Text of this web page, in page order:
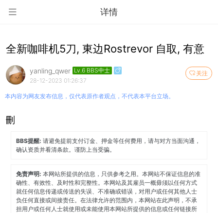
详情
全新咖啡机5刀, 東边Rostrevor 自取, 有意
关注
yanling_qwer Lv.6 BBS中士
28-12-2023 01:26:37
本内容为网友发布信息，仅代表原作者观点，不代表本平台立场。
刪
BBS提醒:请避免提前支付订金、押金等任何费用，请与对方当面沟通，
确认资质并看清条款。谨防上当受骗。
免责声明:本网站所提供的信息，只供参考之用。本网站不保证信息的准
确性、有效性、及时性和完整性。本网站及其雇员一概毋须以任何方式
就任何信息传递或传送的失误、不准确或错误，对用户或任何其他人士
负任何直接或间接责任。在法律允许的范围内，本网站在此声明，不承
担用户或任何人士就使用或未能使用本网站所提供的信息或任何链接所